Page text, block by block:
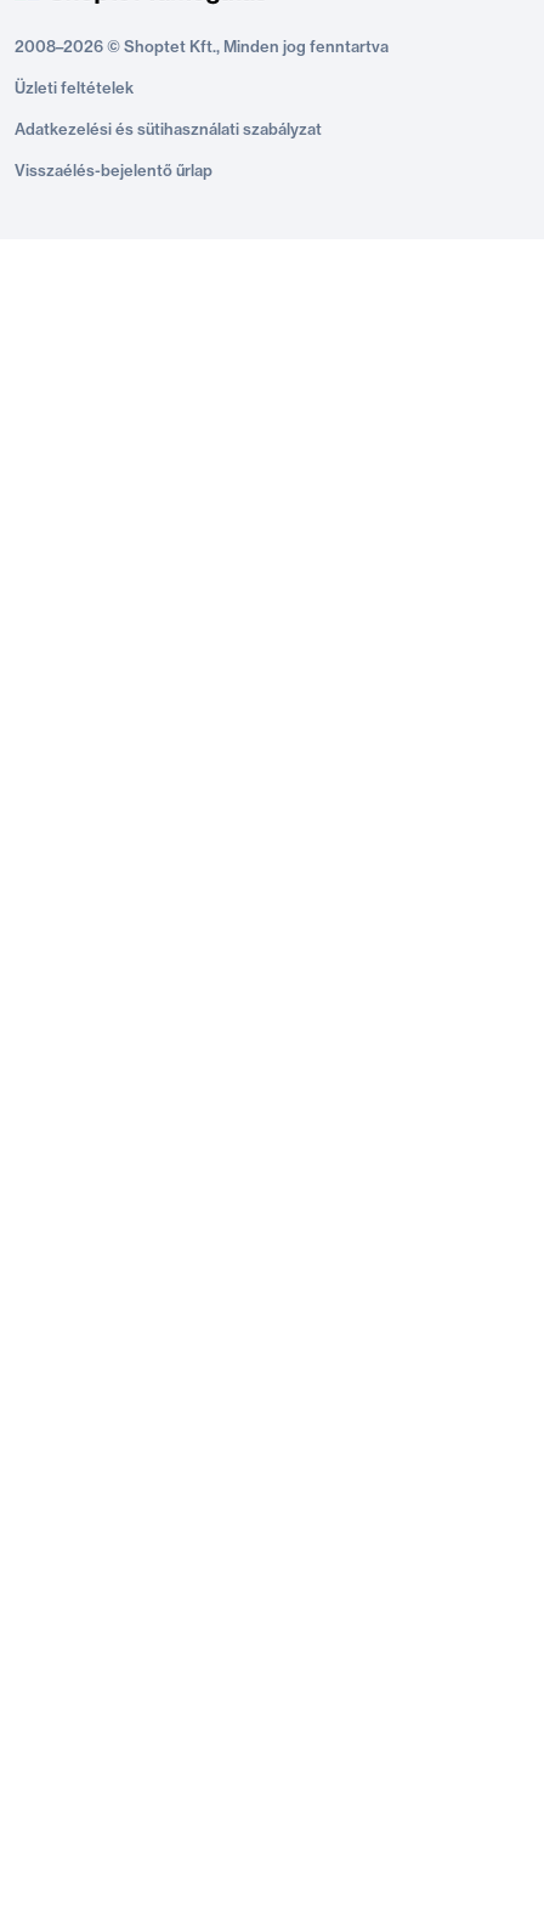
2008–2026 © Shoptet Kft., Minden jog fenntartva
Üzleti feltételek
Adatkezelési és sütihasználati szabályzat
Visszaélés-bejelentő űrlap